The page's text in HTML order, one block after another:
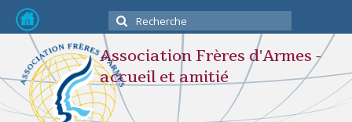
Rechercher
:
Association Frères d'Armes -
accueil et amitié